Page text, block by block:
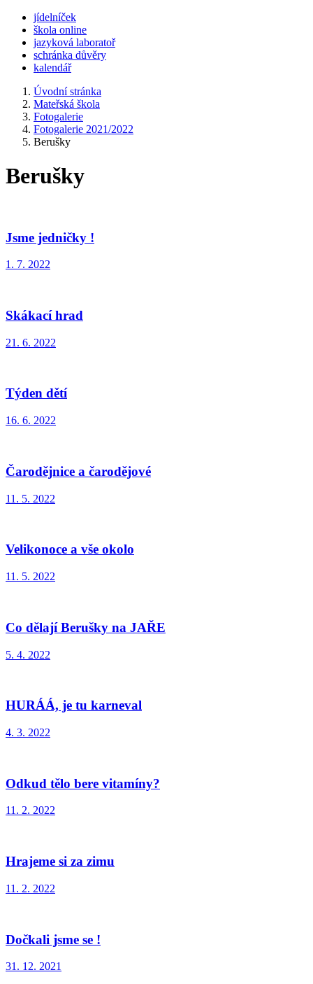
jídelníček
škola online
jazyková laboratoř
schránka důvěry
kalendář
Úvodní stránka
Mateřská škola
Fotogalerie
Fotogalerie 2021/2022
Berušky
Berušky
Jsme jedničky !
1. 7. 2022
Skákací hrad
21. 6. 2022
Týden dětí
16. 6. 2022
Čarodějnice a čarodějové
11. 5. 2022
Velikonoce a vše okolo
11. 5. 2022
Co dělají Berušky na JAŘE
5. 4. 2022
HURÁÁ, je tu karneval
4. 3. 2022
Odkud tělo bere vitamíny?
11. 2. 2022
Hrajeme si za zimu
11. 2. 2022
Dočkali jsme se !
31. 12. 2021